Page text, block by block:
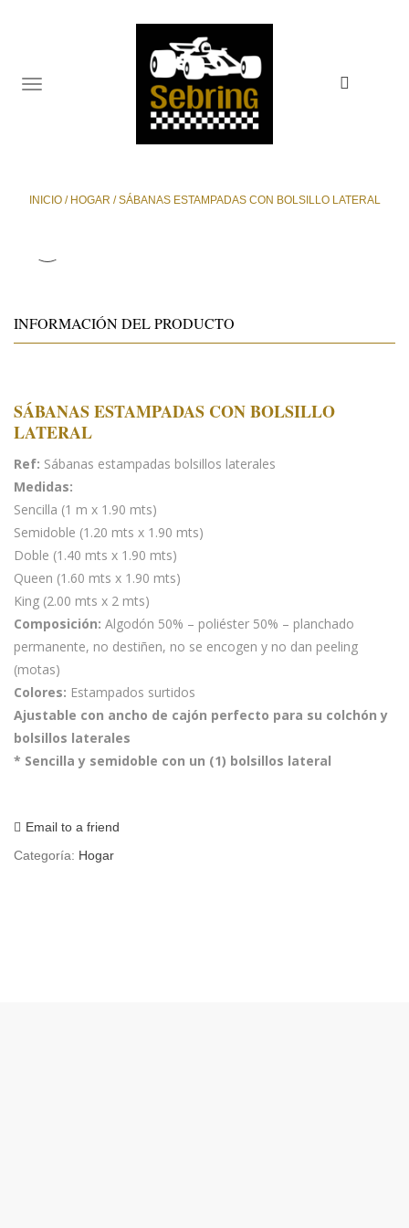
TOGGLE
NAVIGATION
INICIO / HOGAR /SÁBANAS ESTAMPADAS CON BOLSILLO LATERAL
INFORMACIÓN DEL PRODUCTO
SÁBANAS ESTAMPADAS CON BOLSILLO
LATERAL
Ref: Sábanas estampadas bolsillos laterales
Medidas:
Sencilla (1 m x 1.90 mts)
Semidoble (1.20 mts x 1.90 mts)
Doble (1.40 mts x 1.90 mts)
Queen (1.60 mts x 1.90 mts)
King (2.00 mts x 2 mts)
Composición: Algodón 50% – poliéster 50% – planchado
permanente, no destiñen, no se encogen y no dan peeling
(motas)
Colores: Estampados surtidos
Ajustable con ancho de cajón perfecto para su colchón y
bolsillos laterales
* Sencilla y semidoble con un (1) bolsillos lateral
Email to a friend
Categoría: Hogar